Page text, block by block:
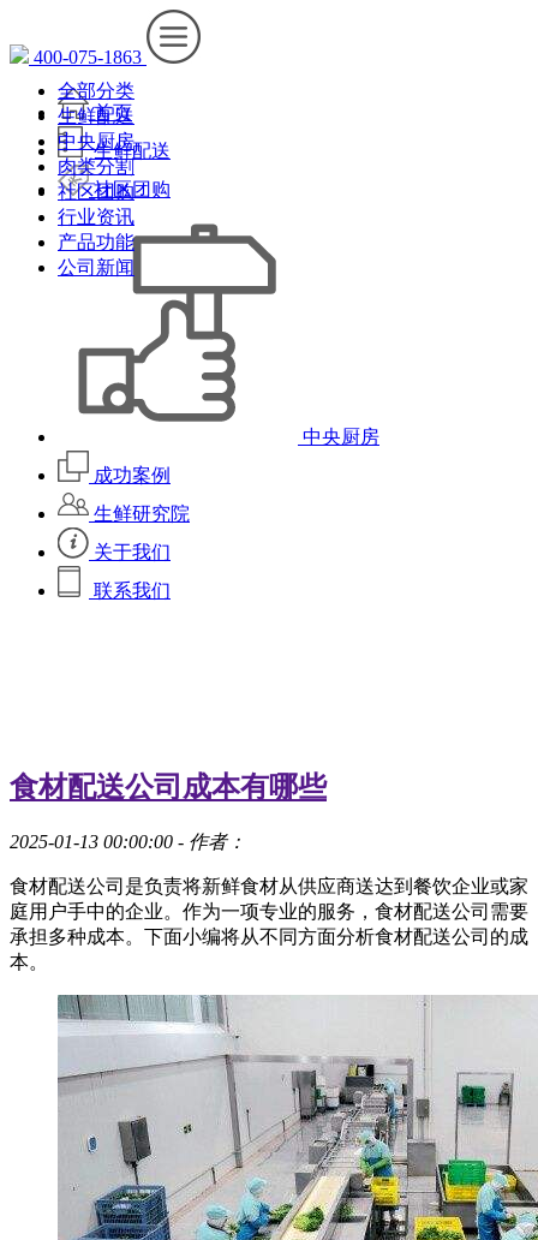
400-075-1863
首页
生鲜配送
社区团购
中央厨房
成功案例
生鲜研究院
关于我们
联系我们
全部分类
生鲜配送
中央厨房
肉类分割
社区团购
行业资讯
产品功能
公司新闻
食材配送公司成本有哪些
2025-01-13 00:00:00 - 作者：
食材配送公司是负责将新鲜食材从供应商送达到餐饮企业或家
庭用户手中的企业。作为一项专业的服务，食材配送公司需要
承担多种成本。下面小编将从不同方面分析食材配送公司的成
本。